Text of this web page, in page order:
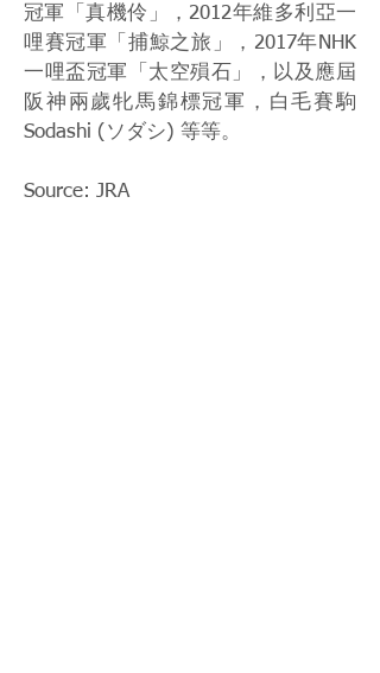
冠軍「真機伶」，2012年維多利亞一
哩賽冠軍「捕鯨之旅」，2017年NHK
一哩盃冠軍「太空殞石」，以及應屆
阪神兩歲牝馬錦標冠軍，白毛賽駒
Sodashi (ソダシ) 等等。
Source: JRA